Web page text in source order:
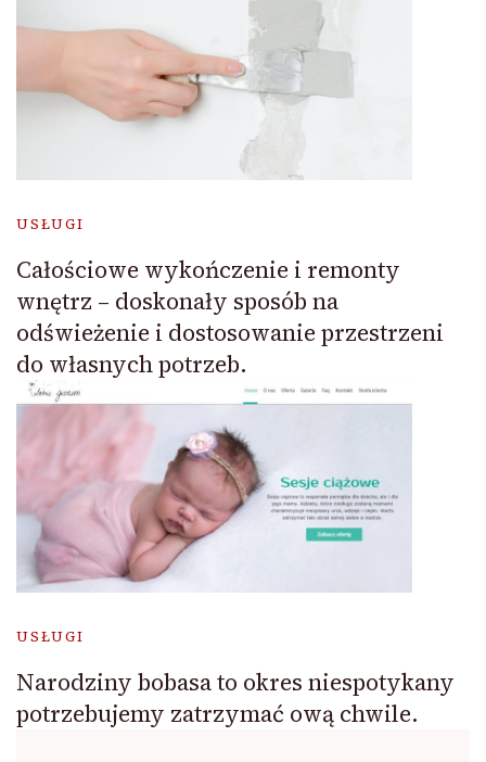
USŁUGI
Całościowe wykończenie i remonty
wnętrz – doskonały sposób na
odświeżenie i dostosowanie przestrzeni
do własnych potrzeb.
USŁUGI
Narodziny bobasa to okres niespotykany
potrzebujemy zatrzymać ową chwile.